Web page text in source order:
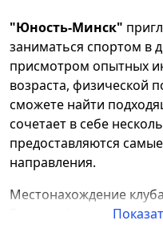
"Юность-Минск"
заниматься спортом в
присмотром опытных
возраста, физической
сможете найти
сочетает в себе
предоставляются
направления.
Местонахождение
Горького) позволяет